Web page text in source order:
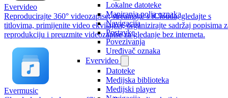
Lokalne datoteke
Mapiranja polja oznaka
Navigacija
Postavke
Povezivanja
Uređivač oznaka
Evervideo
Datoteke
Medijska biblioteka
Medijski player
Evervideo
Reproducirajte 360° videozapise, streamajte s iClouda, gledajte s
titlovima, primijenite video ekvilajzer, organizirajte sadržaj popisima
reprodukciju i preuzmite videozapise za gledanje bez interneta.
Evermusic